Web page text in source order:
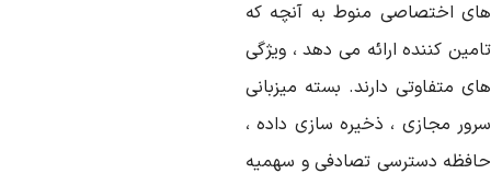
اختصاصی منوط به آنچه که
کننده ارائه می دهد ، ویژگی
متفاوتی دارند. بسته میزبانی
مجازی ، ذخیره سازی داده ،
دسترسی تصادفی و سهمیه